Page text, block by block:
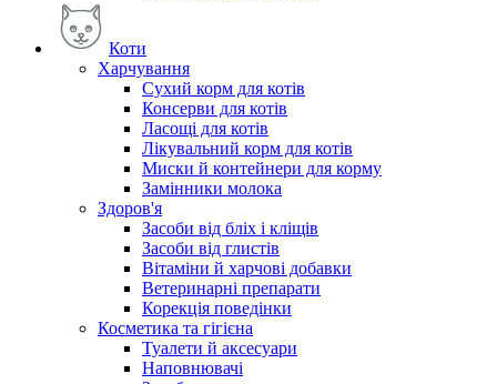
Коти
Харчування
Сухий корм для котів
Консерви для котів
Ласощі для котів
Лікувальний корм для котів
Миски й контейнери для корму
Замінники молока
Здоров'я
Засоби від бліх і кліщів
Засоби від глистів
Вітаміни й харчові добавки
Ветеринарні препарати
Корекція поведінки
Косметика та гігієна
Туалети й аксесуари
Наповнювачі